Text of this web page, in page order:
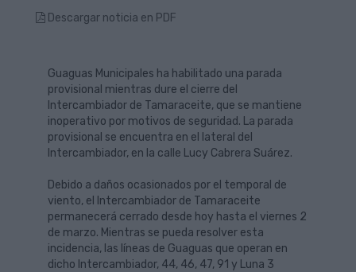
Descargar noticia en PDF
Guaguas Municipales ha habilitado una parada
provisional mientras dure el cierre del
Intercambiador de Tamaraceite, que se mantiene
inoperativo por motivos de seguridad. La parada
provisional se encuentra en el lateral del
Intercambiador, en la calle Lucy Cabrera Suárez.
Debido a daños ocasionados por el temporal de
viento, el Intercambiador de Tamaraceite
permanecerá cerrado desde hoy hasta el viernes 2
de marzo. Mientras se pueda resolver esta
incidencia, las líneas de Guaguas que operan en
dicho Intercambiador, 44, 46, 47, 91 y Luna 3